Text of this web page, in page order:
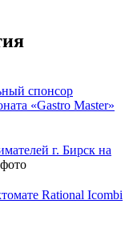
спонсор
«Gastro Master»
г. Бирск на
Rational Icombi